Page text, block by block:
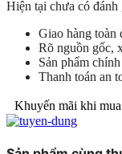
Hiện tại chưa có đánh
Giao hàng toàn
Rõ nguồn gốc,
Sản phẩm
Thanh toán an
Khuyến mãi khi